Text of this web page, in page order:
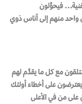
فيحوِّلون
واحد منهم إلى أناس ذوي
مع كل ما يقدَّم لهم
على أخطاء أولئك
من في الأعلى